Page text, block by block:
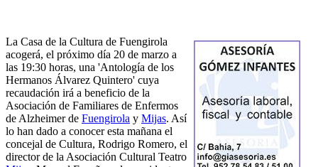
La Casa de la Cultura de Fuengirola
acogerá, el próximo día 20 de marzo a
las 19:30 horas, una 'Antología de los
Hermanos Álvarez Quintero' cuya
recaudación irá a beneficio de la
Asociación de Familiares de Enfermos
de Alzheimer de Fuengirola y Mijas. Así
lo han dado a conocer esta mañana el
concejal de Cultura, Rodrigo Romero, el
director de la Asociación Cultural Teatro